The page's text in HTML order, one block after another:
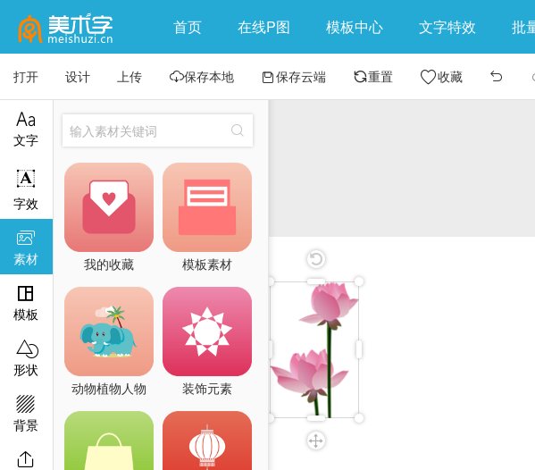
首页 在线P图 模板中心 文字特效 批
打开 设计 上传 保存本地 保存云端 重置 收藏 

文字

字效

素材

模板

形状

背景


我的收藏 模板素材
动物植物人物 装饰元素